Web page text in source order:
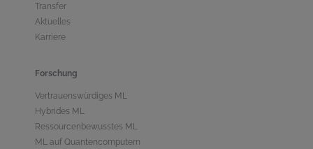
Transfer
Aktuelles
Karriere
Forschung
Vertrauenswürdiges ML
Hybrides ML
Ressourcenbewusstes ML
ML auf Quantencomputern